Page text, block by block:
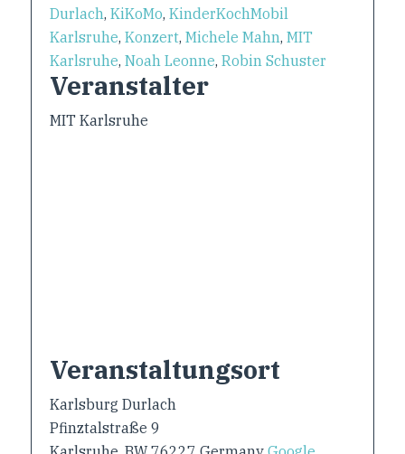
Durlach, KiKoMo, KinderKochMobil
Karlsruhe, Konzert, Michele Mahn, MIT
Karlsruhe, Noah Leonne, Robin Schuster
Veranstalter
MIT Karlsruhe
Veranstaltungsort
Karlsburg Durlach
Pfinztalstraße 9